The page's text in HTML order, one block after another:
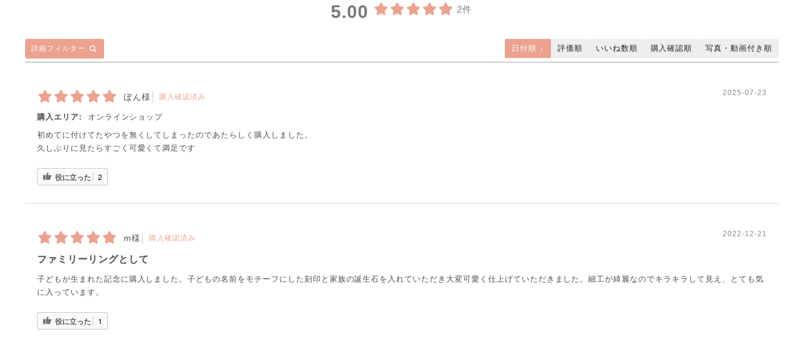
5.00 2件
詳細フィルター 日付順 ↓ 評価順 いいね数順 購入確認順 写真・動画付き順
ぽん様 購入確認済み 2025-07-23
購入エリア:
オンラインショップ
初めてに付けてたやつを無くしてしまったのであたらしく購入しました。
久しぶりに見たらすごく可愛くて満足です
役に立った 2
m様 購入確認済み 2022-12-21
ファミリーリングとして
子どもが生まれた記念に購入しました。子どもの名前をモチーフにした刻印と家族の誕生石を入れていただき大変可愛く仕上げていただきました。細工が綺麗なのでキラキラして見え、とても気
に入っています。
役に立った 1